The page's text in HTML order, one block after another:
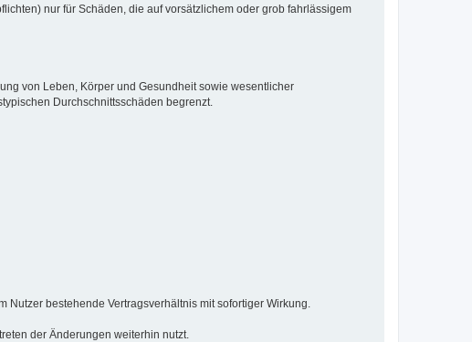
nur für Schäden, die auf vorsätzlichem oder grob fahrlässigem
von Leben, Körper und Gesundheit sowie wesentlicher
Durchschnittsschäden begrenzt.
Nutzer bestehende Vertragsverhältnis mit sofortiger Wirkung.
der Änderungen weiterhin nutzt.